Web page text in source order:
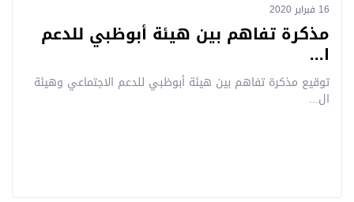
16 فبراير 2020
مذكرة تفاهم بين هيئة أبوظبي للدعم
ا...
توقيع مذكرة تفاهم بين هيئة أبوظبي للدعم الاجتماعي وهيئة
ال...